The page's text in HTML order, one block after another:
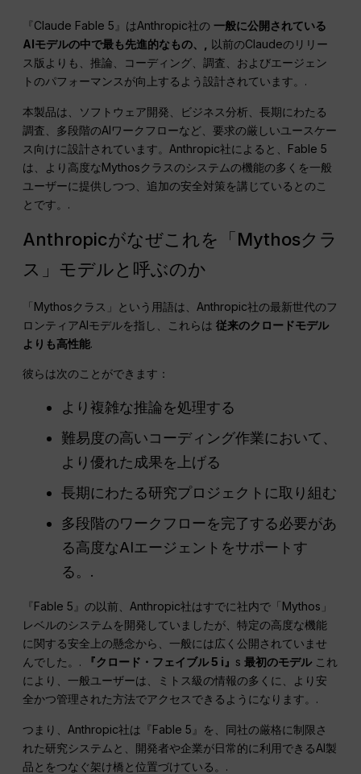
『Claude Fable 5』はAnthropic社の一般に公開されている
AIモデルの中で最も先進的なもの、,
以前のClaudeのリリー
ス版よりも、推論、コーディング、調査、およびエージェン
トのパフォーマンスが向上するよう設計されています。.
本製品は、ソフトウェア開発、ビジネス分析、長期にわたる
調査、多段階のAIワークフローなど、要求の厳しいユースケー
ス向けに設計されています。Anthropic社によると、Fable 5
は、より高度なMythosクラスのシステムの機能の多くを一般
ユーザーに提供しつつ、追加の安全対策を講じているとのこ
とです。.
Anthropicがなぜこれを「Mythosクラ
ス」モデルと呼ぶのか
「Mythosクラス」という用語は、Anthropic社の最新世代のフ
ロンティアAIモデルを指し、これらは従来のクロードモデル
よりも高性能.
彼らは次のことができます：
より複雑な推論を処理する
難易度の高いコーディング作業において、
より優れた成果を上げる
長期にわたる研究プロジェクトに取り組む
多段階のワークフローを完了する必要があ
る高度なAIエージェントをサポートす
る。.
『Fable 5』の以前、Anthropic社はすでに社内で「Mythos」
レベルのシステムを開発していましたが、特定の高度な機能
に関する安全上の懸念から、一般には広く公開されていませ
んでした。.
『クロード・フェイブル 5 i』 s最初のモデルこれ
により、一般ユーザーは、ミトス級の情報の多くに、より安
全かつ管理された方法でアクセスできるようになります。.
つまり、Anthropic社は『Fable 5』を、同社の厳格に制限さ
れた研究システムと、開発者や企業が日常的に利用できるAI製
品とをつなぐ架け橋と位置づけている。.